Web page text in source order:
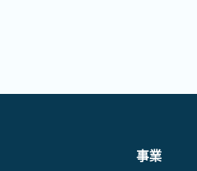
事業